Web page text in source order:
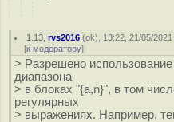
1.13 ,rvs2016 (ok), 13:22, 21/05/2021
[к модератору]
> Разрешено
диапазона
> в блоках "{a,n}", в том
регулярных
> выражениях. Например,